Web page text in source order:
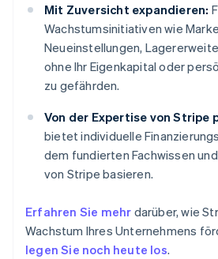
Mit Zuversicht expandieren:
Wachstumsinitiativen wie
Neueinstellungen,
ohne Ihr Eigenkapital oder
zu gefährden.
Von der Expertise von Stripe
bietet individuelle
dem fundierten Fachwissen
von Stripe basieren.
Erfahren Sie mehr darüber, wie
Wachstum Ihres Unternehmens
legen Sie noch heute los.